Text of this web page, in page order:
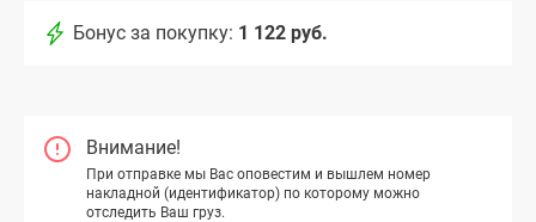
Бонус за покупку: 1 122 руб.
Внимание!
При отправке мы Вас оповестим и вышлем номер
накладной (идентификатор) по которому можно
отследить Ваш груз.